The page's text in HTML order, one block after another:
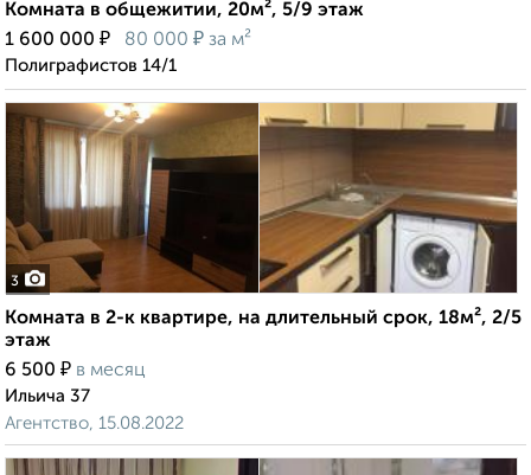
Комната в общежитии, 20м², 5/9 этаж
1 600 000 ₽ 80 000 ₽ за м²
Полиграфистов 14/1
3
Комната в 2-к квартире, на длительный срок, 18м², 2/5
этаж
6 500 ₽ в месяц
Ильича 37
Агентство, 15.08.2022